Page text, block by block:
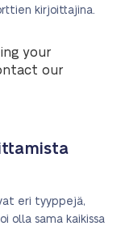
kirjoittajina.
your
our
eri tyyppejä,
olla sama kaikissa